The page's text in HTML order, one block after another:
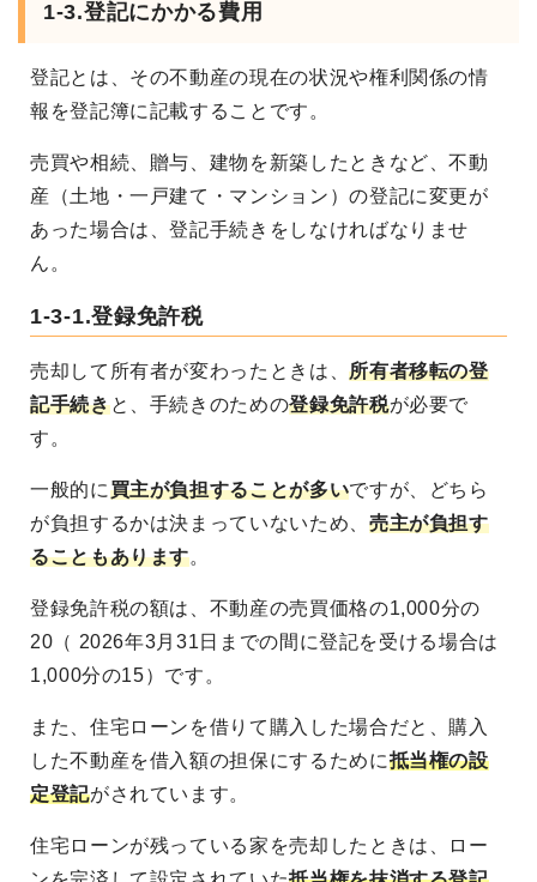
1-3.登記にかかる費用
登記とは、その不動産の現在の状況や権利関係の情
報を登記簿に記載することです。
売買や相続、贈与、建物を新築したときなど、不動
産（土地・一戸建て・マンション）の登記に変更が
あった場合は、登記手続きをしなければなりませ
ん。
1-3-1.登録免許税
売却して所有者が変わったときは、所有者移転の登
記手続きと、手続きのための登録免許税が必要で
す。
一般的に買主が負担することが多いですが、どちら
が負担するかは決まっていないため、 売主が負担す
ることもあります。
登録免許税の額は、不動産の売買価格の1,000分の
20（ 2026年3月31日までの間に登記を受ける場合は
1,000分の15）です。
また、住宅ローンを借りて購入した場合だと、購入
した不動産を借入額の担保にするために抵当権の設
定登記がされています。
住宅ローンが残っている家を売却したときは、ロー